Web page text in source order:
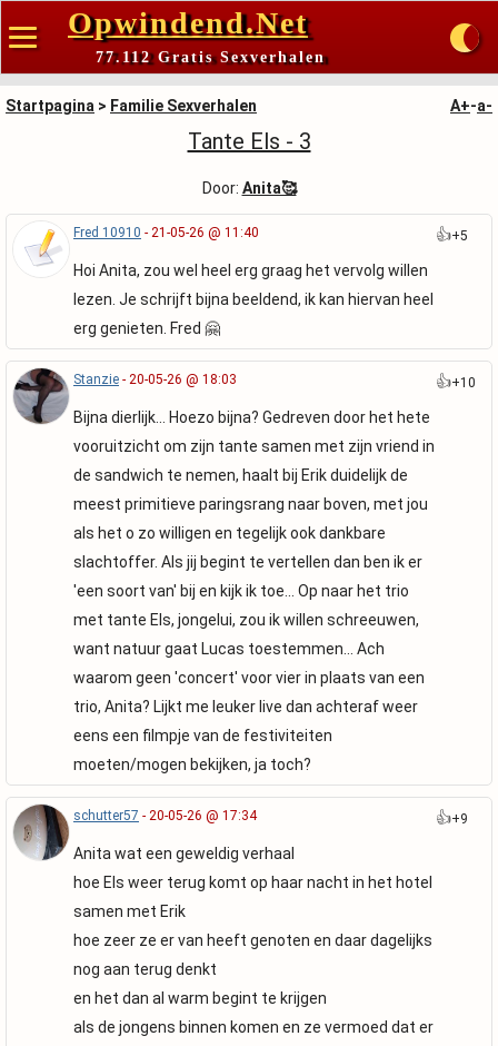
Opwindend.Net
77.112 Gratis Sexverhalen
Startpagina > Familie Sexverhalen A+-a-
Tante Els - 3
Door: Anita🥰
Fred 10910 - 21-05-26 @ 11:40
Hoi Anita, zou wel heel erg graag het vervolg willen
lezen. Je schrijft bijna beeldend, ik kan hiervan heel
erg genieten. Fred 🤗
👍+5
Stanzie - 20-05-26 @ 18:03
Bijna dierlijk... Hoezo bijna? Gedreven door het hete
vooruitzicht om zijn tante samen met zijn vriend in
de sandwich te nemen, haalt bij Erik duidelijk de
meest primitieve paringsrang naar boven, met jou
als het o zo willigen en tegelijk ook dankbare
slachtoffer. Als jij begint te vertellen dan ben ik er
'een soort van' bij en kijk ik toe... Op naar het trio
met tante Els, jongelui, zou ik willen schreeuwen,
want natuur gaat Lucas toestemmen... Ach
waarom geen 'concert' voor vier in plaats van een
trio, Anita? Lijkt me leuker live dan achteraf weer
eens een filmpje van de festiviteiten
moeten/mogen bekijken, ja toch?
👍+10
schutter57 - 20-05-26 @ 17:34
Anita wat een geweldig verhaal
hoe Els weer terug komt op haar nacht in het hotel
samen met Erik
hoe zeer ze er van heeft genoten en daar dagelijks
nog aan terug denkt
en het dan al warm begint te krijgen
als de jongens binnen komen en ze vermoed dat er
👍+9